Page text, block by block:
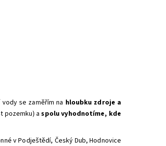
se zaměřím na hloubku zdroje a
pozemku) aspoluvyhodnotíme, kde
v Podještědí, Český Dub, Hodnovice